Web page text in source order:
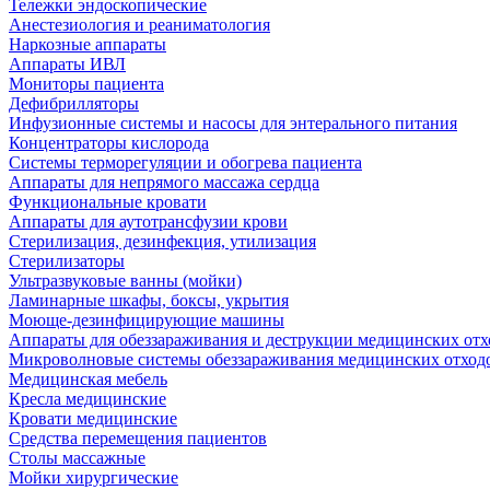
Тележки эндоскопические
Анестезиология и реаниматология
Наркозные аппараты
Аппараты ИВЛ
Мониторы пациента
Дефибрилляторы
Инфузионные системы и насосы для энтерального питания
Концентраторы кислорода
Системы терморегуляции и обогрева пациента
Аппараты для непрямого массажа сердца
Функциональные кровати
Аппараты для аутотрансфузии крови
Стерилизация, дезинфекция, утилизация
Стерилизаторы
Ультразвуковые ванны (мойки)
Ламинарные шкафы, боксы, укрытия
Моюще-дезинфицирующие машины
Аппараты для обеззараживания и деструкции медицинских
Микроволновые системы обеззараживания медицинских
Медицинская мебель
Кресла медицинские
Кровати медицинские
Средства перемещения пациентов
Столы массажные
Мойки хирургические